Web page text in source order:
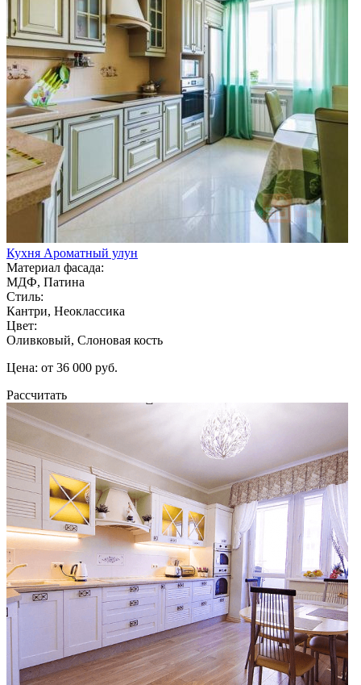
Кухня Ароматный улун
Материал фасада:
МДФ, Патина
Стиль:
Кантри, Неоклассика
Цвет:
Оливковый, Слоновая кость
Цена: от 36 000 руб.
Рассчитать